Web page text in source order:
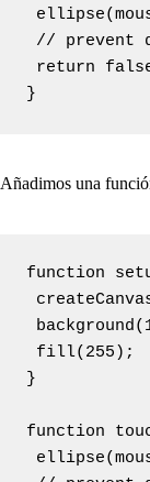
// prevent
return
}
Añadimos una
function
fill(255);
}
function